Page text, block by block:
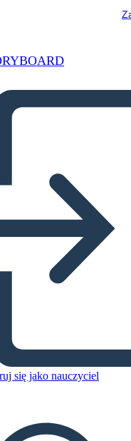
się jako nauczyciel
SLAJDÓW